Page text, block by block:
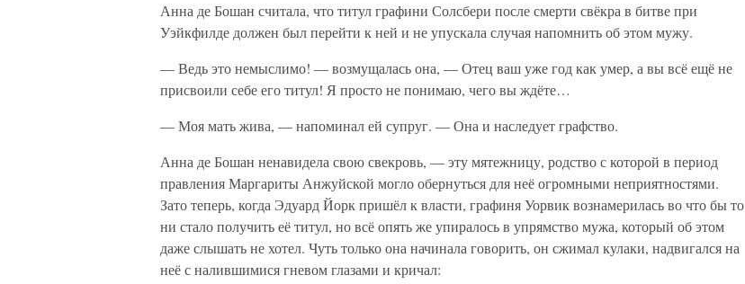
Анна де Бошан считала, что титул графини Солсбери после смерти свёкра в битве при
Уэйкфилде должен был перейти к ней и не упускала случая напомнить об этом мужу.
— Ведь это немыслимо! — возмущалась она, — Отец ваш уже год как умер, а вы всё ещё не
присвоили себе его титул! Я просто не понимаю, чего вы ждёте…
— Моя мать жива, — напоминал ей супруг. — Она и наследует графство.
Анна де Бошан ненавидела свою свекровь, — эту мятежницу, родство с которой в период
правления Маргариты Анжуйской могло обернуться для неё огромными неприятностями.
Зато теперь, когда Эдуард Йорк пришёл к власти, графиня Уорвик вознамерилась во что бы то
ни стало получить её титул, но всё опять же упиралось в упрямство мужа, который об этом
даже слышать не хотел. Чуть только она начинала говорить, он сжимал кулаки, надвигался на
неё с налившимися гневом глазами и кричал: